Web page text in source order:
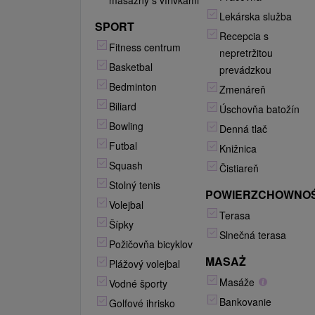
SPORT
Fitness centrum
Basketbal
Bedminton
Biliard
Bowling
Futbal
Squash
Stolný tenis
Volejbal
Šípky
Požičovňa bicyklov
Plážový volejbal
Vodné športy
Golfové ihrisko
Lekárska služba
Recepcia s
nepretržitou
prevádzkou
Zmenáreň
Úschovňa batožín
Denná tlač
Knižnica
Čistiareň
Terasa
Slnečná terasa
MASAŻ
Masáže
Bankovanie